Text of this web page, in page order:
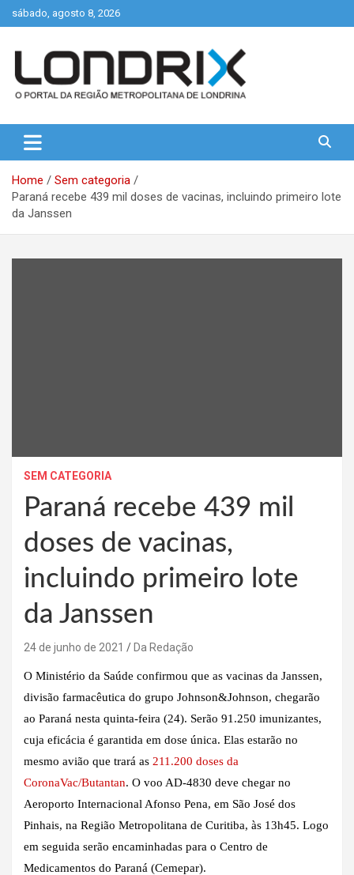
Skip
to
sábado, agosto 8, 2026
Londrix
Home
Sem categoria
Paraná recebe 439 mil doses de vacinas, incluindo primeiro lote
da Janssen
SEM CATEGORIA
Paraná recebe 439 mil
doses de vacinas,
incluindo primeiro lote
da Janssen
24 de junho de 2021 Da Redação
O Ministério da Saúde confirmou que as vacinas da Janssen,
divisão farmacêutica do grupo Johnson&Johnson, chegarão
ao Paraná nesta quinta-feira (24). Serão 91.250 imunizantes,
cuja eficácia é garantida em dose única. Elas estarão no
mesmo avião que trará as 211.200 doses da
CoronaVac/Butantan. O voo AD-4830 deve chegar no
Aeroporto Internacional Afonso Pena, em São José dos
Pinhais, na Região Metropolitana de Curitiba, às 13h45. Logo
em seguida serão encaminhadas para o Centro de
Medicamentos do Paraná (Cemepar).